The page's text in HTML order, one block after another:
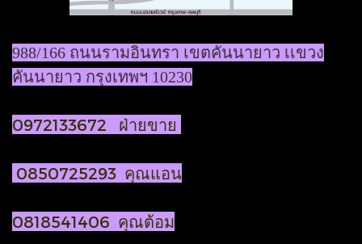
988/166 ถนนรามอินทรา เขตคันนายาว เเขวง
คันนายาว กรุงเทพฯ 10230
0972133672 ฝ่ายขาย
0850725293 คุณแอน
0818541406 คุณต้อม